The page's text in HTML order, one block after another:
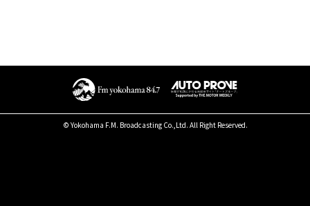
© Yokohama F.M. Broadcasting Co.,Ltd. All Right Reserved.